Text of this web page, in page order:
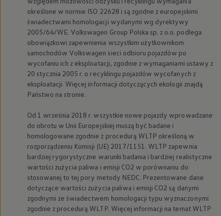
określone w normie ISO 22628 i są zgodne z europejskimi
świadectwami homologacji wydanymi wg dyrektywy
2005/64/WE. Volkswagen Group Polska sp. z o.o. podlega
obowiązkowi zapewnienia wszystkim użytkownikom
samochodów Volkswagen sieci odbioru pojazdów po
wycofaniu ich z eksploatacji, zgodnie z wymaganiami ustawy z
20 stycznia 2005 r. o recyklingu pojazdów wycofanych z
eksploatacji. Więcej informacji dotyczących ekologii znajdą
Państwo na stronie.
Od 1 września 2018 r. wszystkie nowe pojazdy wprowadzane
do obrotu w Unii Europejskiej muszą być badane i
homologowane zgodnie z procedurą WLTP określoną w
rozporządzeniu Komisji (UE) 2017/1151. WLTP zapewnia
bardziej rygorystyczne warunki badania i bardziej realistyczne
wartości zużycia paliwa i emisji CO2 w porównaniu do
stosowanej to tej pory metody NEDC. Prezentowane dane
dotyczące wartości zużycia paliwa i emisji CO2 są danymi
zgodnymi ze świadectwem homologacji typu wyznaczonymi
zgodnie z procedurą WLTP. Więcej informacji na temat WLTP